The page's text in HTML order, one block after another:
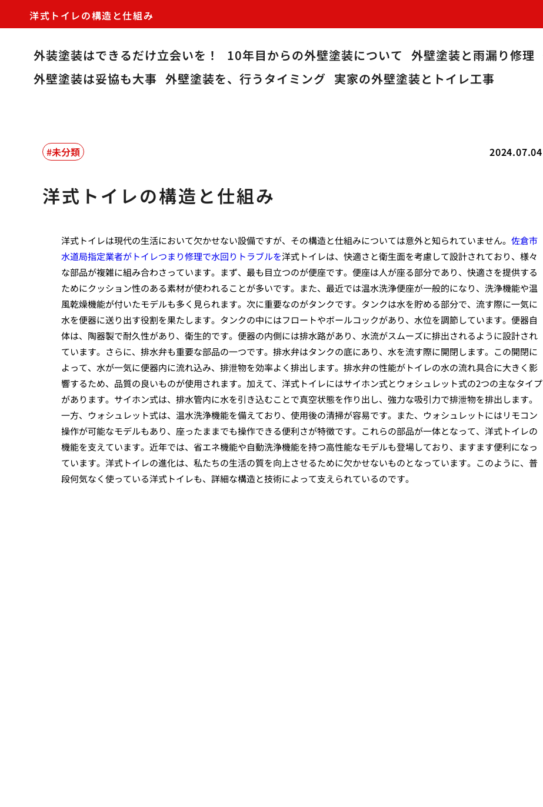
洋式トイレの構造と仕組み
外装塗装はできるだけ立会いを！ 10年目からの外壁塗装について 外壁塗装と雨漏り修理
外壁塗装は妥協も大事 外壁塗装を、行うタイミング 実家の外壁塗装とトイレ工事
2024.07.04
未分類
洋式トイレの構造と仕組み
洋式トイレは現代の生活において欠かせない設備ですが、その構造と仕組みについては意外と知られていません。 佐倉市
水道局指定業者がトイレつまり修理で水回りトラブルを洋式トイレは、快適さと衛生面を考慮して設計されており、様々
な部品が複雑に組み合わさっています。まず、最も目立つのが便座です。便座は人が座る部分であり、快適さを提供する
ためにクッション性のある素材が使われることが多いです。また、最近では温水洗浄便座が一般的になり、洗浄機能や温
風乾燥機能が付いたモデルも多く見られます。次に重要なのがタンクです。タンクは水を貯める部分で、流す際に一気に
水を便器に送り出す役割を果たします。タンクの中にはフロートやボールコックがあり、水位を調節しています。便器自
体は、陶器製で耐久性があり、衛生的です。便器の内側には排水路があり、水流がスムーズに排出されるように設計され
ています。さらに、排水弁も重要な部品の一つです。排水弁はタンクの底にあり、水を流す際に開閉します。この開閉に
よって、水が一気に便器内に流れ込み、排泄物を効率よく排出します。排水弁の性能がトイレの水の流れ具合に大きく影
響するため、品質の良いものが使用されます。加えて、洋式トイレにはサイホン式とウォシュレット式の2つの主なタイプ
があります。サイホン式は、排水管内に水を引き込むことで真空状態を作り出し、強力な吸引力で排泄物を排出します。
一方、ウォシュレット式は、温水洗浄機能を備えており、使用後の清掃が容易です。また、ウォシュレットにはリモコン
操作が可能なモデルもあり、座ったままでも操作できる便利さが特徴です。これらの部品が一体となって、洋式トイレの
機能を支えています。近年では、省エネ機能や自動洗浄機能を持つ高性能なモデルも登場しており、ますます便利になっ
ています。洋式トイレの進化は、私たちの生活の質を向上させるために欠かせないものとなっています。このように、普
段何気なく使っている洋式トイレも、詳細な構造と技術によって支えられているのです。